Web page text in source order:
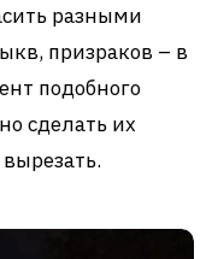
разными
призраков – в
подобного
сделать их